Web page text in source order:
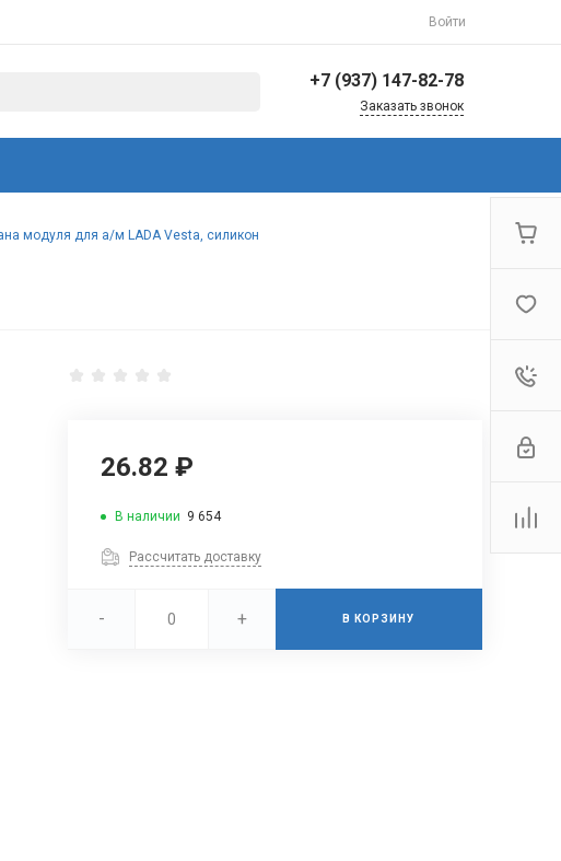
Войти
+7 (937) 147-82-78
Коммунистическая,
Заказать звонок
модуля для а/м LADA Vesta, силикон
26.82 ₽
В наличии 9 654
Рассчитать доставку
- + В КОРЗИНУ